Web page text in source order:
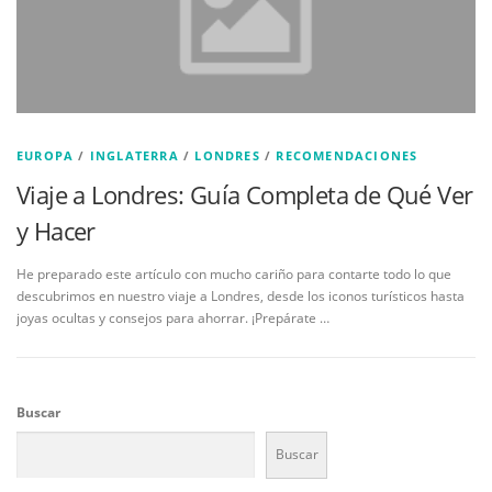
EUROPA / INGLATERRA / LONDRES / RECOMENDACIONES
Viaje a Londres: Guía Completa de Qué Ver
y Hacer
He preparado este artículo con mucho cariño para contarte todo lo que
descubrimos en nuestro viaje a Londres, desde los iconos turísticos hasta
joyas ocultas y consejos para ahorrar. ¡Prepárate …
Buscar
Buscar